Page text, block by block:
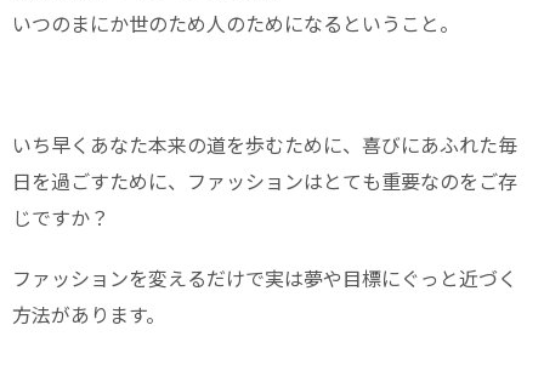
いつのまにか世のため人のためになるということ。
いち早くあなた本来の道を歩むために、喜びにあふれた毎
日を過ごすために、ファッションはとても重要なのをご存
じですか？
ファッションを変えるだけで実は夢や目標にぐっと近づく
方法があります。